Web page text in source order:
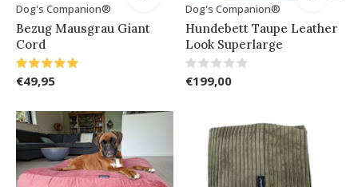
Dog's Companion®
Bezug Mausgrau Giant
Cord
€49,95
Dog's Companion®
Hundebett Taupe Leather
Look Superlarge
€199,00